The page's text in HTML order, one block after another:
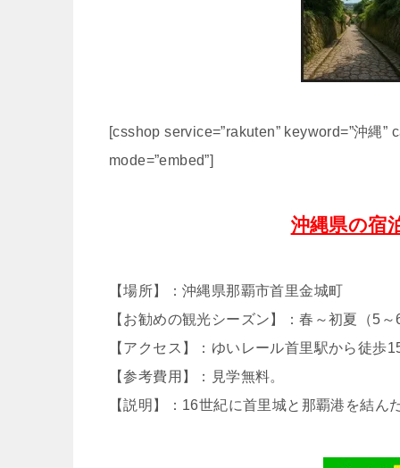
[csshop service=”rakuten” keyword=”沖縄”
mode=”embed”]
沖縄県の宿
【場所】：沖縄県那覇市首里金城町
【お勧めの観光シーズン】：春～初夏（5
【アクセス】：ゆいレール首里駅から徒
【参考費用】：見学無料。
【説明】：16世紀に首里城と那覇港を結